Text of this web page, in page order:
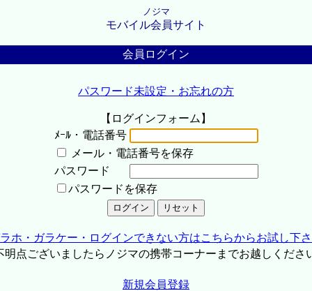
ノジマ
モバイル会員サイト
会員ログイン
パスワード未設定・お忘れの方
【ログインフォーム】
ﾒｰﾙ・電話番号
メール・電話番号を保存
パスワード
パスワードを保存
ホ・ガラケー・ログインできない方はこちらからお試し下
点ございましたらノジマの携帯コーナーまでお越しくださ
新規会員登録